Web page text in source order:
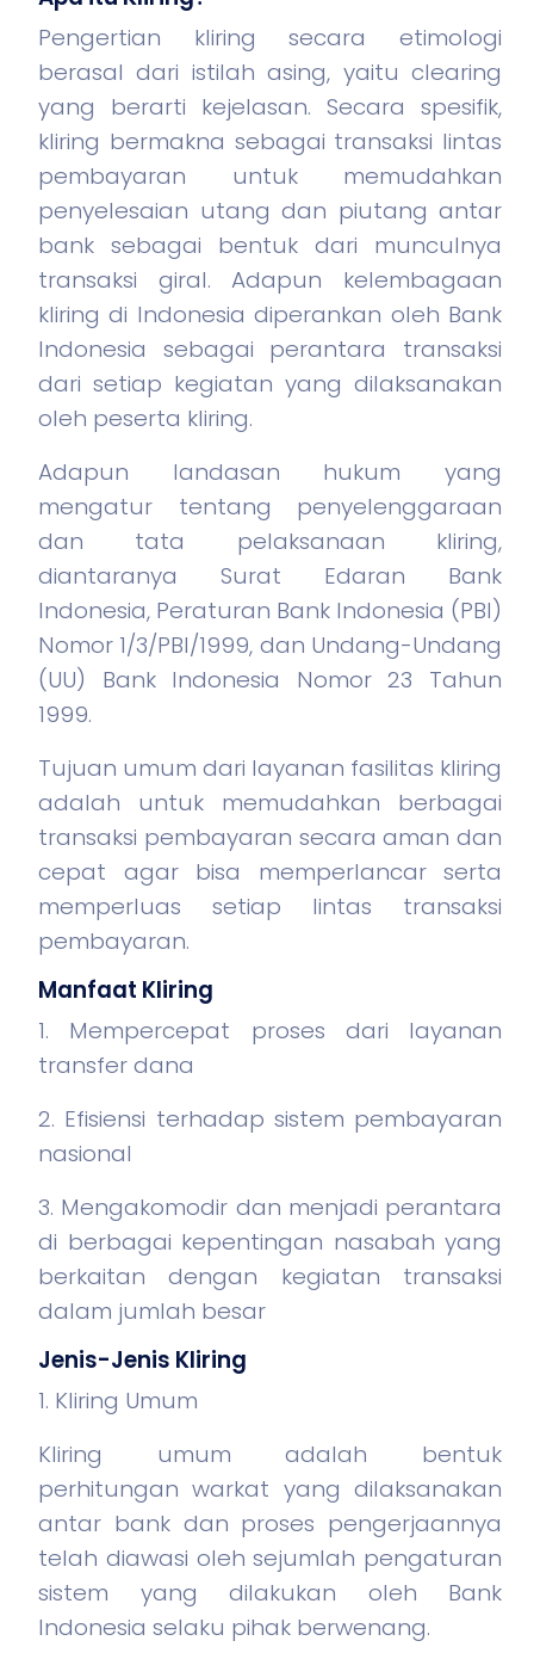
Pengertian kliring secara etimologi
berasal dari istilah asing, yaitu clearing
yang berarti kejelasan. Secara spesifik,
kliring bermakna sebagai transaksi lintas
pembayaran untuk memudahkan
penyelesaian utang dan piutang antar
bank sebagai bentuk dari munculnya
transaksi giral. Adapun kelembagaan
kliring di Indonesia diperankan oleh Bank
Indonesia sebagai perantara transaksi
dari setiap kegiatan yang dilaksanakan
oleh peserta kliring.
Adapun landasan hukum yang
mengatur tentang penyelenggaraan
dan tata pelaksanaan kliring,
diantaranya Surat Edaran Bank
Indonesia, Peraturan Bank Indonesia (PBI)
Nomor 1/3/PBI/1999, dan Undang-Undang
(UU) Bank Indonesia Nomor 23 Tahun
1999.
Tujuan umum dari layanan fasilitas kliring
adalah untuk memudahkan berbagai
transaksi pembayaran secara aman dan
cepat agar bisa memperlancar serta
memperluas setiap lintas transaksi
pembayaran.
Manfaat Kliring
1. Mempercepat proses dari layanan
transfer dana
2. Efisiensi terhadap sistem pembayaran
nasional
3. Mengakomodir dan menjadi perantara
di berbagai kepentingan nasabah yang
berkaitan dengan kegiatan transaksi
dalam jumlah besar
Jenis-Jenis Kliring
1. Kliring Umum
Kliring umum adalah bentuk
perhitungan warkat yang dilaksanakan
antar bank dan proses pengerjaannya
telah diawasi oleh sejumlah pengaturan
sistem yang dilakukan oleh Bank
Indonesia selaku pihak berwenang.